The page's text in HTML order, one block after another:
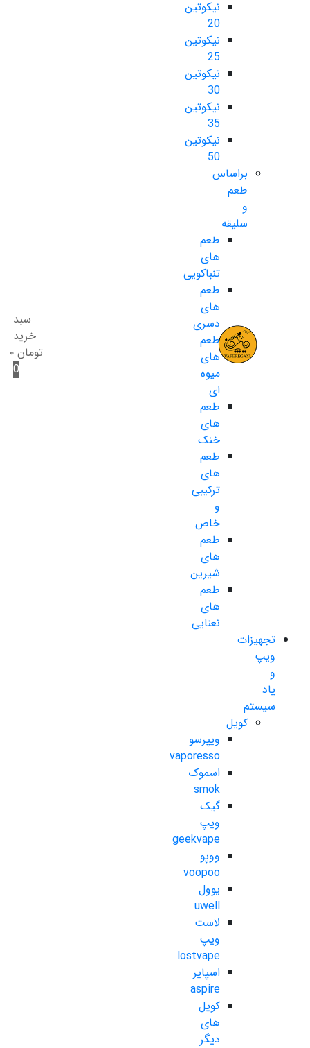
نیکوتین
20
نیکوتین
25
نیکوتین
30
نیکوتین
35
نیکوتین
50
براساس
طعم
و
سلیقه
طعم
های
تنباکویی
طعم
های
دسری
طعم
های
میوه
ای
طعم
های
خنک
طعم
های
ترکیبی
و
خاص
طعم
های
شیرین
طعم
های
نعنایی
تجهیزات
ویپ
و
پاد
سیستم
کویل
ویپرسو
vaporesso
اسموک
smok
گیک
ویپ
geekvape
ووپو
voopoo
یوول
uwell
لاست
ویپ
lostvape
اسپایر
aspire
کویل
های
دیگر
سبد
خرید
تومان ۰
0